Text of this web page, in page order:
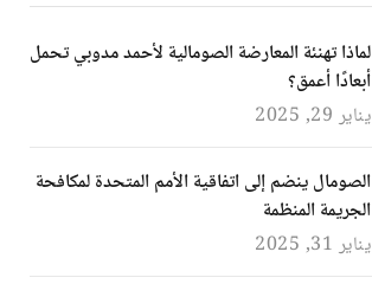
لماذا تهنئة المعارضة الصومالية لأحمد مدوبي تحمل
أبعادًا أعمق؟
يناير 29, 2025
الصومال ينضم إلى اتفاقية الأمم المتحدة لمكافحة
الجريمة المنظمة
يناير 31, 2025